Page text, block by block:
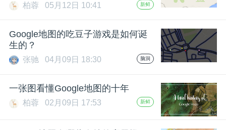
动
中
柏蓉 05月12日 10:41 新鲜
Google地图的吃豆子游戏是如何诞
生的？
张驰 04月09日 18:30 脑洞
一张图看懂Google地图的十年
柏蓉 02月09日 17:53 新鲜